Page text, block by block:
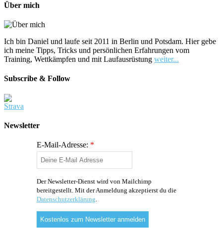
Über mich
Ich bin Daniel und laufe seit 2011 in Berlin und Potsdam. Hier gebe
ich meine Tipps, Tricks und persönlichen Erfahrungen vom
Training, Wettkämpfen und mit Laufausrüstung weiter...
Subscribe & Follow
Newsletter
E-Mail-Adresse: *
Der Newsletter-Dienst wird von Mailchimp
bereitgestellt. Mit der Anmeldung akzeptierst du die
Datenschutzerklärung.